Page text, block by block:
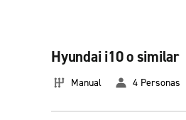
Hyundai i10 o similar
Manual 4 Personas